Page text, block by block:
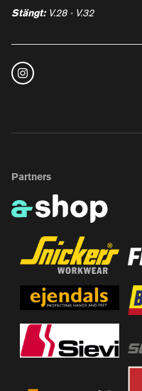
Stängt: V.28 - V.32
Partners